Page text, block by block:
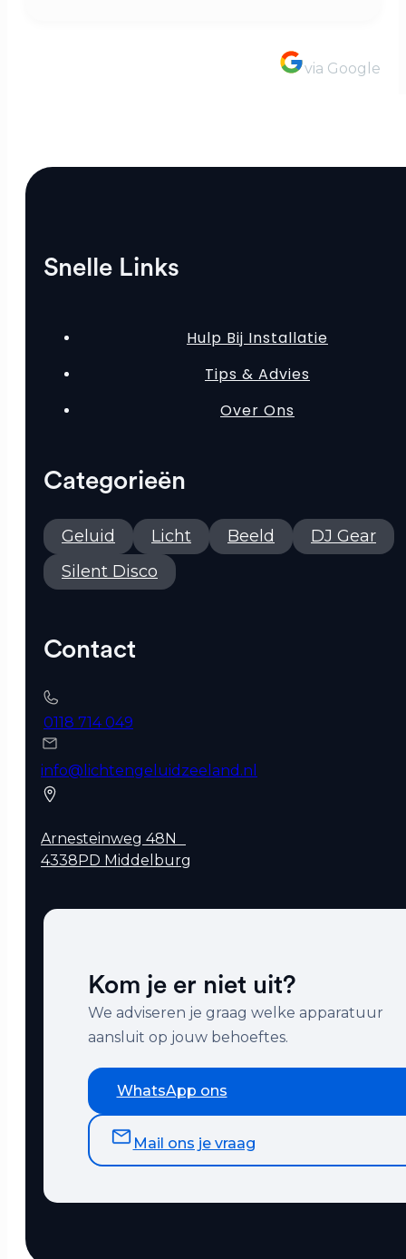
via Google
Snelle Links
Hulp Bij Installatie
Tips & Advies
Over Ons
Categorieën
Geluid Licht Beeld
DJ Gear
Silent Disco
Contact
0118 714 049
info@lichtengeluidzeeland.nl
Arnesteinweg 48N
4338PD Middelburg
Kom je er niet uit?
We adviseren je graag welke apparatuur
aansluit op jouw behoeftes.
WhatsApp ons
Mail ons je vraag